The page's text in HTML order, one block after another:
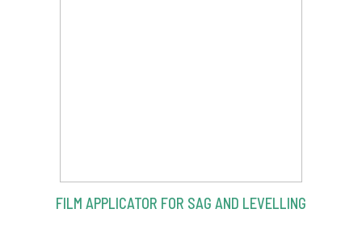
FILM APPLICATOR FOR SAG AND LEVELLING